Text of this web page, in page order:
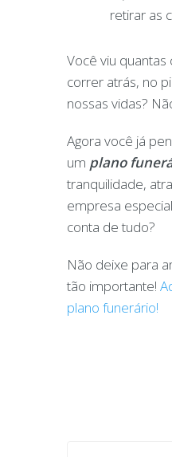
retirar as
Você viu
correr atrás, no
nossas vidas?
Agora você já
um plano
tranquilidade,
empresa
conta de tudo?
Não deixe para
tão importante!
plano funerário!